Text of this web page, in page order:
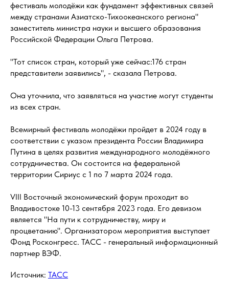
фестиваль молодёжи как фундамент эффективных связей
между странами Азиатско-Тихоокеанского региона"
заместитель министра науки и высшего образования
Российской Федерации Ольга Петрова.
"Тот список стран, который уже сейчас:176 стран
представители заявились", - сказала Петрова.
Она уточнила, что заявляться на участие могут студенты
из всех стран.
Всемирный фестиваль молодёжи пройдет в 2024 году в
соответствии с указом президента России Владимира
Путина в целях развития международного молодёжного
сотрудничества. Он состоится на федеральной
территории Сириус с 1 по 7 марта 2024 года.
VIII Восточный экономический форум проходит во
Владивостоке 10-13 сентября 2023 года. Его девизом
является "На пути к сотрудничеству, миру и
процветанию". Организатором мероприятия выступает
Фонд Росконгресс. ТАСС - генеральный информационный
партнер ВЭФ.
Источник: ТАСС